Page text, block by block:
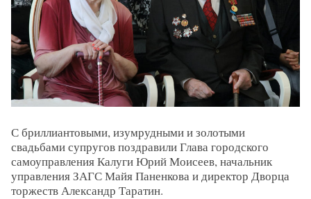
С бриллиантовыми, изумрудными и золотыми
свадьбами супругов поздравили Глава городского
самоуправления Калуги Юрий Моисеев, начальник
управления ЗАГС Майя Паненкова и директор Дворца
торжеств Александр Таратин.